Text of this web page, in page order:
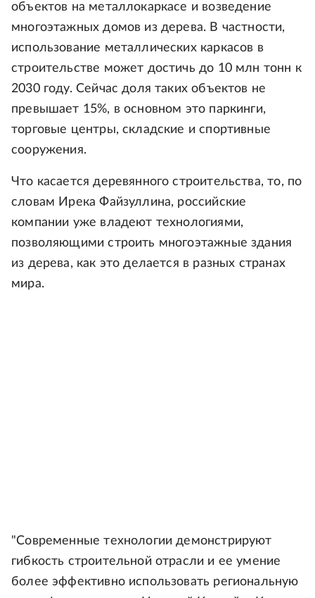
объектов на металлокаркасе и возведение
многоэтажных домов из дерева. В частности,
использование металлических каркасов в
строительстве может достичь до 10 млн тонн к
2030 году. Сейчас доля таких объектов не
превышает 15%, в основном это паркинги,
торговые центры, складские и спортивные
сооружения.
Что касается деревянного строительства, то, по
словам Ирека Файзуллина, российские
компании уже владеют технологиями,
позволяющими строить многоэтажные здания
из дерева, как это делается в разных странах
мира.
"Современные технологии демонстрируют
гибкость строительной отрасли и ее умение
более эффективно использовать региональную